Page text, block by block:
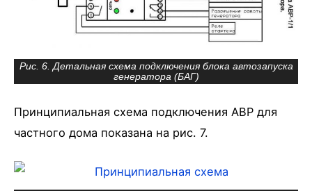
Рис. 6. Детальная схема подключения блока автозапуска
генератора (БАГ)
Принципиальная схема подключения АВР для
частного дома показана на рис. 7.